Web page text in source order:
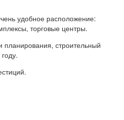
удобное расположение:
торговые центры.
планирования, строительный